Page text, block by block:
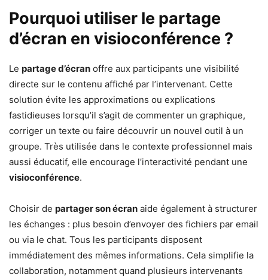
Pourquoi utiliser le partage
d’écran en visioconférence ?
Le partage d’écran offre aux participants une visibilité
directe sur le contenu affiché par l’intervenant. Cette
solution évite les approximations ou explications
fastidieuses lorsqu’il s’agit de commenter un graphique,
corriger un texte ou faire découvrir un nouvel outil à un
groupe. Très utilisée dans le contexte professionnel mais
aussi éducatif, elle encourage l’interactivité pendant une
visioconférence.
Choisir de partager son écran aide également à structurer
les échanges : plus besoin d’envoyer des fichiers par email
ou via le chat. Tous les participants disposent
immédiatement des mêmes informations. Cela simplifie la
collaboration, notamment quand plusieurs intervenants